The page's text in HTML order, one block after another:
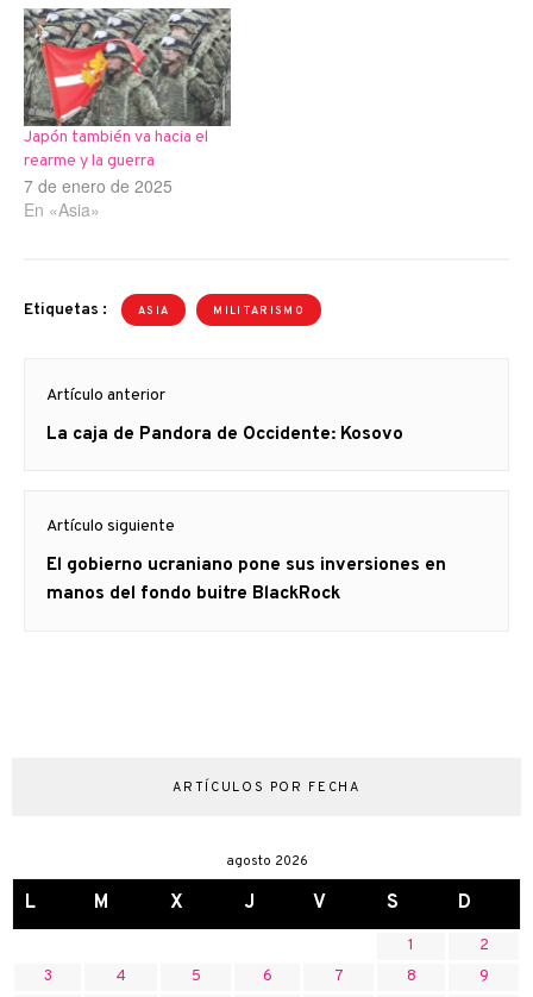
concluir en Tokio un nuevo
acuerdo estratégico entre
ambas potencias. Las
negociaciones se
desarrollaron teniendo por
fondo la…
Japón también va hacia el
rearme y la guerra
7 de enero de 2025
En «Asia»
Etiquetas : ASIA MILITARISMO
de
entradas
Artículo anterior
Artículo
La caja de Pandora de Occidente: Kosovo
Artículo siguiente
Artículo
siguiente:
El gobierno ucraniano pone sus inversiones en
manos del fondo buitre BlackRock
ARTÍCULOS POR FECHA
agosto 2026
L M X J V S D
1
2
3
4 5 6 7 8
9